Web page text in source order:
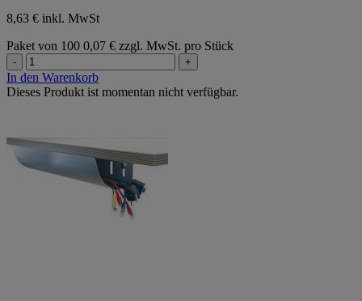
8,63 € inkl. MwSt
Paket von 100 0,07 € zzgl. MwSt. pro Stück
- +
In den Warenkorb
Dieses Produkt ist momentan nicht verfügbar.